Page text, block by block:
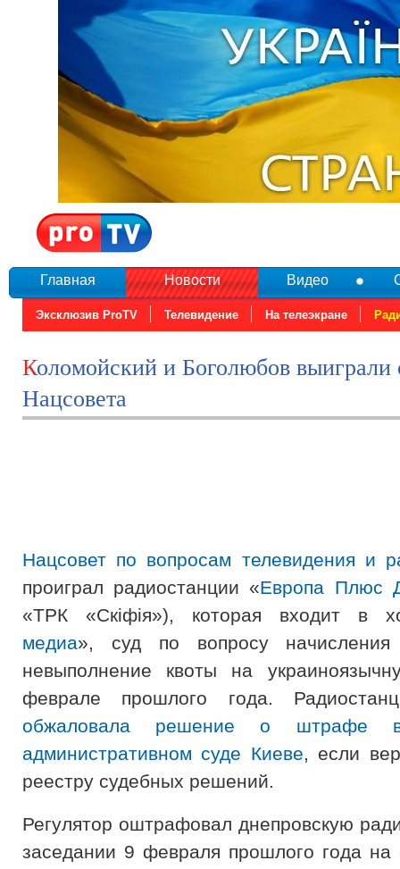
Главная Новости
Эксклюзив ProTV Телевидение На телеэкране
Видео
Коломойский и Боголюбов выиграли суд у
Нацсовета
Нацсовет по вопросам телевидения и
проиграл радиостанции «Европа Плюс
«ТРК «Скіфія»), которая входит в
медиа», суд по вопросу
невыполнение квоты на
феврале прошлого года.
обжаловала решение о штрафе
административном суде Киеве, если
реестру судебных решений.
Регулятор оштрафовал днепровскую
заседании 9 февраля прошлого года